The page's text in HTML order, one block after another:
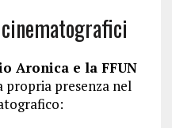
Aronica e la FFUN
presenza nel